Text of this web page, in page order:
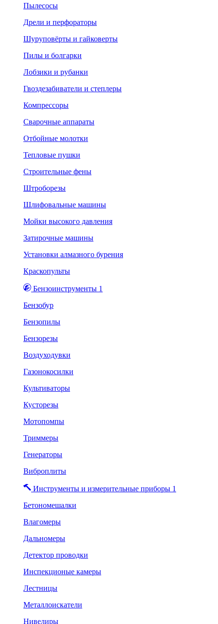
Пылесосы
Дрели и перфораторы
Шуруповёрты и гайковерты
Пилы и болгарки
Лобзики и рубанки
Гвоздезабиватели и степлеры
Компрессоры
Сварочные аппараты
Отбойные молотки
Тепловые пушки
Строительные фены
Штроборезы
Шлифовальные машины
Мойки высокого давления
Затирочные машины
Установки алмазного бурения
Краскопульты
Бензоинструменты 1
Бензобур
Бензопилы
Бензорезы
Воздуходувки
Газонокосилки
Культиваторы
Кусторезы
Мотопомпы
Триммеры
Генераторы
Виброплиты
Инструменты и измерительные приборы 1
Бетономешалки
Влагомеры
Дальномеры
Детектор проводки
Инспекционые камеры
Лестницы
Металлоискатели
Нивелиры